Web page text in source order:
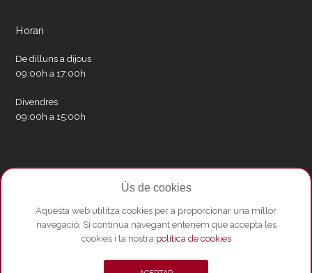
Horari
De dilluns a dijous
09:00h a 17:00h
Divendres
09:00h a 15:00h
Xarxes socials
FacebookInstagram
Whatsapp
Youtube
Ús de cookies
Aquesta web utilitza cookies per a proporcionar una millor
navegació. Si continua navegant entenem que accepta les
cookies i la nostra política de cookies